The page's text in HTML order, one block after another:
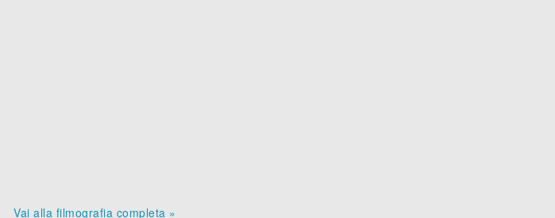
Vai alla filmografia completa »